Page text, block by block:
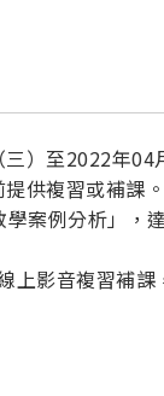
）至2022年
供複習或補課。
案例分析」，
影音複習補